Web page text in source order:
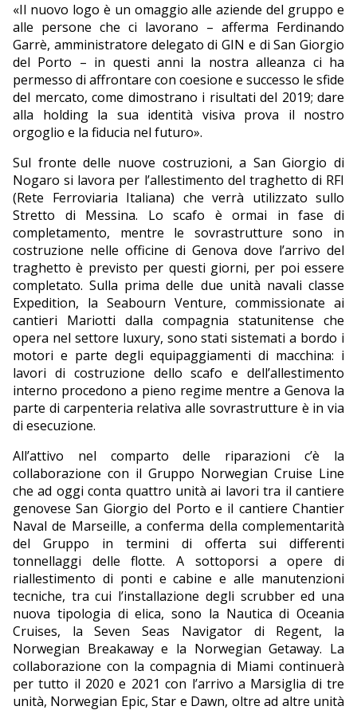
«Il nuovo logo è un omaggio alle aziende del gruppo e
alle persone che ci lavorano – afferma Ferdinando
Garrè, amministratore delegato di GIN e di San Giorgio
del Porto – in questi anni la nostra alleanza ci ha
permesso di affrontare con coesione e successo le sfide
del mercato, come dimostrano i risultati del 2019; dare
alla holding la sua identità visiva prova il nostro
orgoglio e la fiducia nel futuro».
Sul fronte delle nuove costruzioni, a San Giorgio di
Nogaro si lavora per l’allestimento del traghetto di RFI
(Rete Ferroviaria Italiana) che verrà utilizzato sullo
Stretto di Messina. Lo scafo è ormai in fase di
completamento, mentre le sovrastrutture sono in
costruzione nelle officine di Genova dove l’arrivo del
traghetto è previsto per questi giorni, per poi essere
completato. Sulla prima delle due unità navali classe
Expedition, la Seabourn Venture, commissionate ai
cantieri Mariotti dalla compagnia statunitense che
opera nel settore luxury, sono stati sistemati a bordo i
motori e parte degli equipaggiamenti di macchina: i
lavori di costruzione dello scafo e dell’allestimento
interno procedono a pieno regime mentre a Genova la
parte di carpenteria relativa alle sovrastrutture è in via
di esecuzione.
All’attivo nel comparto delle riparazioni c’è la
collaborazione con il Gruppo Norwegian Cruise Line
che ad oggi conta quattro unità ai lavori tra il cantiere
genovese San Giorgio del Porto e il cantiere Chantier
Naval de Marseille, a conferma della complementarità
del Gruppo in termini di offerta sui differenti
tonnellaggi delle flotte. A sottoporsi a opere di
riallestimento di ponti e cabine e alle manutenzioni
tecniche, tra cui l’installazione degli scrubber ed una
nuova tipologia di elica, sono la Nautica di Oceania
Cruises, la Seven Seas Navigator di Regent, la
Norwegian Breakaway e la Norwegian Getaway. La
collaborazione con la compagnia di Miami continuerà
per tutto il 2020 e 2021 con l’arrivo a Marsiglia di tre
unità, Norwegian Epic, Star e Dawn, oltre ad altre unità